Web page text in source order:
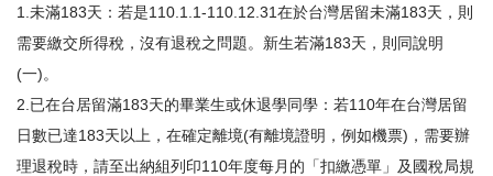
1.未滿183天：若是110.1.1-110.12.31在於台灣居留未滿183天，則
需要繳交所得稅，沒有退稅之問題。新生若滿183天，則同說明
(一)。
2.已在台居留滿183天的畢業生或休退學同學：若110年在台灣居留
日數已達183天以上，在確定離境(有離境證明，例如機票)，需要辦
理退稅時，請至出納組列印110年度每月的「扣繳憑單」及國稅局規